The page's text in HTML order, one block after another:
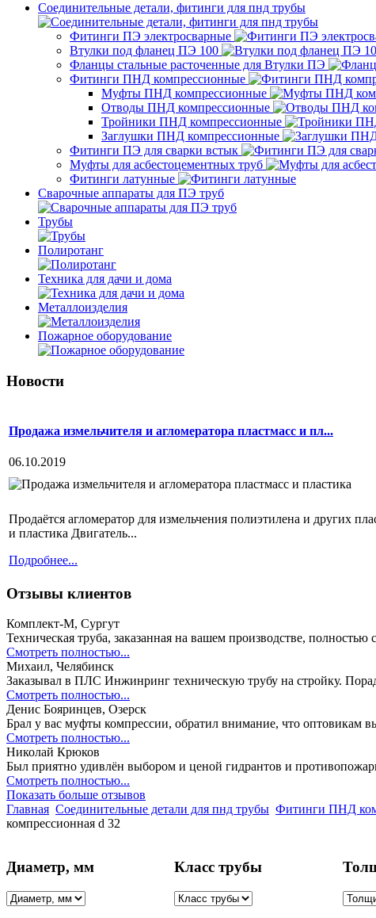
Соединительные детали, фитинги для пнд трубы
Фитинги ПЭ электросварные
Втулки под фланец ПЭ 100
Фланцы стальные расточенные для Втулки ПЭ
Фитинги ПНД компрессионные
Муфты ПНД компрессионные
Отводы ПНД компрессионные
Тройники ПНД компрессионные
Заглушки ПНД компрессионные
Фитинги ПЭ для сварки встык
Муфты для асбестоцементных труб
Фитинги латунные
Сварочные аппараты для ПЭ труб
Трубы
Полиротанг
Техника для дачи и дома
Металлоизделия
Пожарное оборудование
Новости
Продажа измельчителя и агломератора пластмасс и пл...
06.10.2019
Продаётся агломератор для измельчения полиэтилена и других
и пластика Двигатель...
Подробнее...
Отзывы клиентов
Комплект-М, Сургут
Техническая труба, заказанная на вашем производстве, полностью
Смотреть полностью...
Михаил, Челябинск
Заказывал в ПЛС Инжинринг техническую трубу на стройку.
Смотреть полностью...
Денис Бояринцев, Озерск
Брал у вас муфты компрессии, обратил внимание, что оптовикам
Смотреть полностью...
Николай Крюков
Был приятно удивлён выбором и ценой гидрантов и
Смотреть полностью...
Показать больше отзывов
Главная Соединительные детали для пнд трубы Фитинги ПНД
компрессионная d 32
Диаметр, мм Класс трубы